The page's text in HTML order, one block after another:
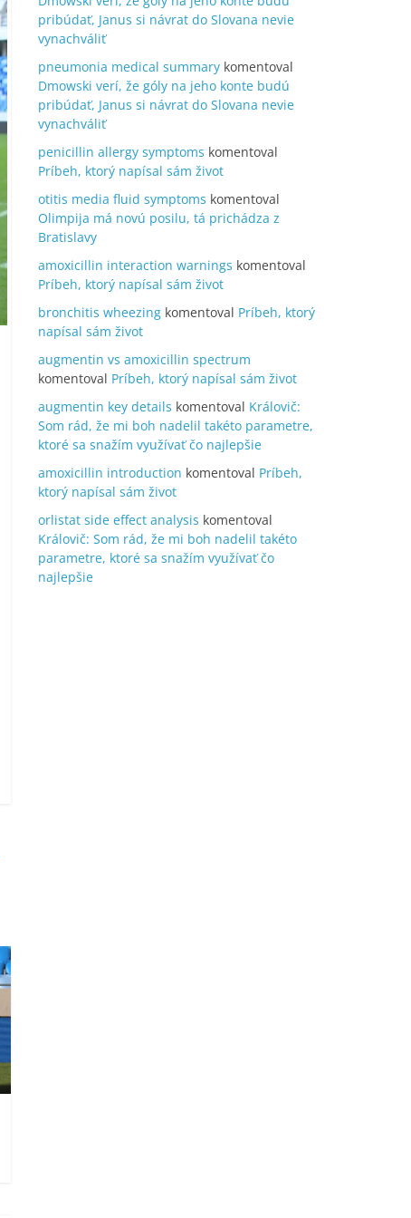
pribúdať, Janus si návrat do Slovana nevie
vynachváliť
pneumonia medical summary komentoval
Dmowski verí, že góly na jeho konte budú
pribúdať, Janus si návrat do Slovana nevie
vynachváliť
penicillin allergy symptoms komentoval
Príbeh, ktorý napísal sám život
otitis media fluid symptoms komentoval
Olimpija má novú posilu, tá prichádza z
Bratislavy
amoxicillin interaction warnings komentoval
Príbeh, ktorý napísal sám život
bronchitis wheezing komentoval Príbeh, ktorý
napísal sám život
augmentin vs amoxicillin spectrum
komentoval Príbeh, ktorý napísal sám život
augmentin key details komentoval Královič:
Som rád, že mi boh nadelil takéto parametre,
ktoré sa snažím využívať čo najlepšie
amoxicillin introduction komentoval Príbeh,
ktorý napísal sám život
orlistat side effect analysis komentoval
Královič: Som rád, že mi boh nadelil takéto
parametre, ktoré sa snažím využívať čo
najlepšie